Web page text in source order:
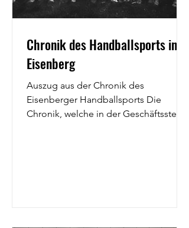
Chronik des Handballsports in
Eisenberg
Auszug aus der Chronik des
Eisenberger Handballsports Die
Chronik, welche in der Geschäftsstelle